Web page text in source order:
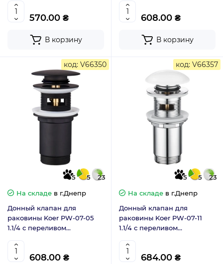
хром (KR5782)
570.00 ₴
В корзину
белый (KR5783)
608.00 ₴
В корзину
код: V66350
5 5
23
На складе в г.Днепр
Донный клапан для
раковины Koer PW-07-05
1.1/4 с переливом
чёрный мат (KR5785)
608.00 ₴
код: V66357
5 5
23
На складе в г.Днепр
Донный клапан для
раковины Koer PW-07-11
1.1/4 с переливом
белая керам.накл. (KR5784)
684.00 ₴